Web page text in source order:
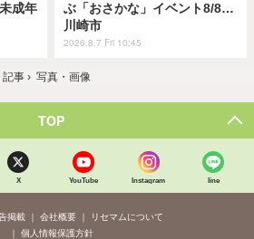
成年
ぶ「おさかな」イベント8/8…
川崎市
2026.8.7 Fri 10:45
記事 › 写真・画像
TOP
X YouTube Instagram line
掲載 会社概要
リセマムについて
個人情報保護方針